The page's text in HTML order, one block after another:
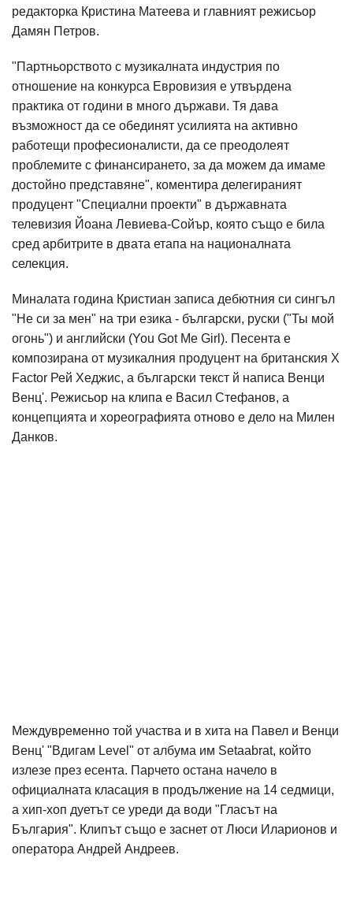
редакторка Кристина Матеева и главният режисьор
Дамян Петров.
"Партньорството с музикалната индустрия по
отношение на конкурса Евровизия е утвърдена
практика от години в много държави. Тя дава
възможност да се обединят усилията на активно
работещи професионалисти, да се преодолеят
проблемите с финансирането, за да можем да имаме
достойно представяне", коментира делегираният
продуцент "Специални проекти" в държавната
телевизия Йоана Левиева-Сойър, която също е била
сред арбитрите в двата етапа на националната
селекция.
Миналата година Кристиан записа дебютния си сингъл
"Не си за мен" на три езика - български, руски ("Ты мой
огонь") и английски (You Got Me Girl). Песента е
композирана от музикалния продуцент на британския X
Factor Рей Хеджис, а български текст й написа Венци
Венц'. Режисьор на клипа е Васил Стефанов, а
концепцията и хореографията отново е дело на Милен
Данков.
Междувременно той участва и в хита на Павел и Венци
Венц' "Вдигам Level" от албума им Setaabrat, който
излезе през есента. Парчето остана начело в
официалната класация в продължение на 14 седмици,
а хип-хоп дуетът се уреди да води "Гласът на
България". Клипът също е заснет от Люси Иларионов и
оператора Андрей Андреев.